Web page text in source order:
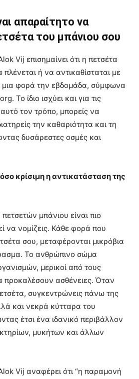
απαραίτητο να
του μπάνιου σου
Vij επισημαίνει ότι η πετσέτα
ή να αντικαθίσταται με
μια φορά την εβδομάδα, σύμφωνα
Το ίδιο ισχύει και για τις
τον τρόπο, μπορείς να
την καθαριότητα και τη
δυσάρεστες οσμές και
κρίσιμη η αντικατάσταση της
μπάνιου είναι πιο
να νομίζεις. Κάθε φορά που
σου, μεταφέρονται μικρόβια
Το ανθρώπινο σώμα
μερικοί από τους
προκαλέσουν ασθένειες. Όταν
συγκεντρώνεις πάνω της
και νεκρά κύτταρα του
έτσι ένα ιδανικό περιβάλλον
μυκήτων και άλλων
Vij αναφέρει ότι “η παραμονή